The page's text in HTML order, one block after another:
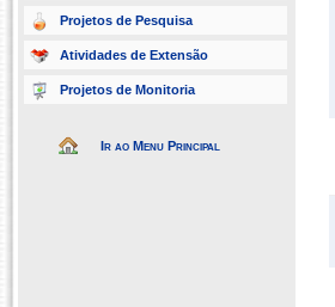
Projetos de Pesquisa
Atividades de Extensão
Projetos de Monitoria
Ir ao Menu Principal